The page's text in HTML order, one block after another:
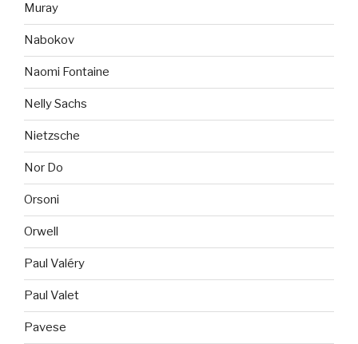
Muray
Nabokov
Naomi Fontaine
Nelly Sachs
Nietzsche
Nor Do
Orsoni
Orwell
Paul Valéry
Paul Valet
Pavese